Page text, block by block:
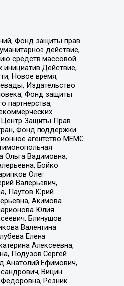
Фонд защиты прав
действие,
средств массовой
Действие,
Новое время,
Издательство
Фонд защиты
партнерства,
Центр Защиты Прав
Фонд поддержки
агентство МЕМО.
Ольга Вадимовна,
Бойко
Олег
Валерьевич,
Паутов Юрий
Акимова
Юлия
Блинушов
Валентина
Елена
Алексеевна,
Подузов Сергей
Анатолий Ефимович,
Вицин
Резник